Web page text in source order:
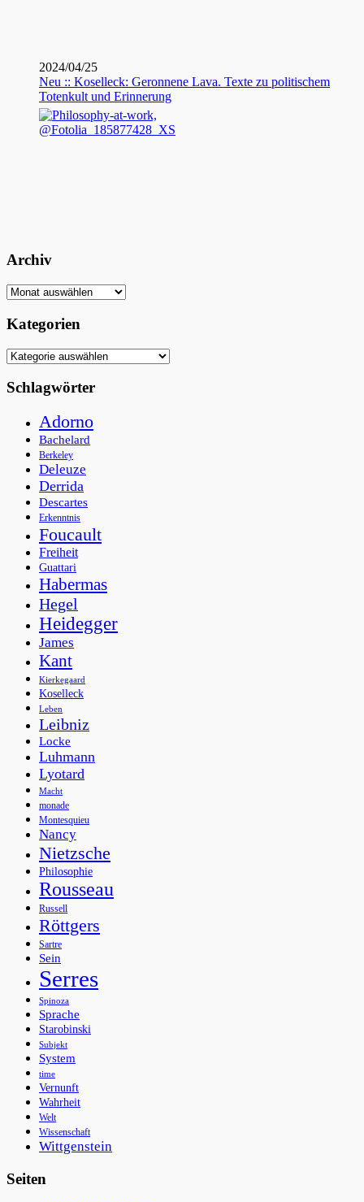
2024/04/25
Neu :: Koselleck: Geronnene Lava. Texte zu politischem
Totenkult und Erinnerung
Archiv
Archiv
Kategorien
Kategorien
Schlagwörter
Adorno
Bachelard
Berkeley
Deleuze
Derrida
Descartes
Erkenntnis
Foucault
Freiheit
Guattari
Habermas
Hegel
Heidegger
James
Kant
Kierkegaard
Koselleck
Leben
Leibniz
Locke
Luhmann
Lyotard
Macht
monade
Montesquieu
Nancy
Nietzsche
Philosophie
Rousseau
Russell
Röttgers
Sartre
Sein
Serres
Spinoza
Sprache
Starobinski
Subjekt
System
time
Vernunft
Wahrheit
Welt
Wissenschaft
Wittgenstein
Seiten